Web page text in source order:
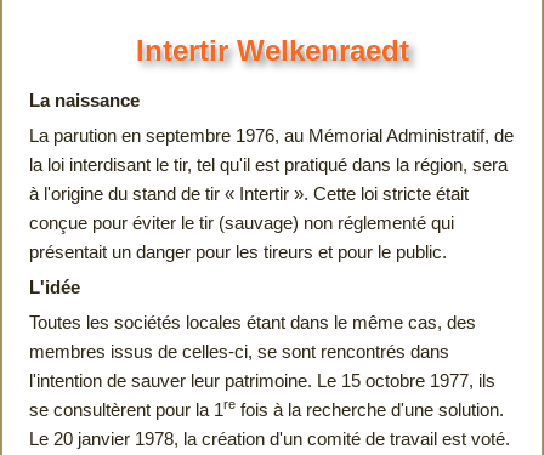
Intertir Welkenraedt
La naissance
La parution en septembre 1976, au Mémorial Administratif, de
la loi interdisant le tir, tel qu'il est pratiqué dans la région, sera
à l'origine du stand de tir « Intertir ». Cette loi stricte était
conçue pour éviter le tir (sauvage) non réglementé qui
présentait un danger pour les tireurs et pour le public.
L'idée
Toutes les sociétés locales étant dans le même cas, des
membres issus de celles-ci, se sont rencontrés dans
l'intention de sauver leur patrimoine. Le 15 octobre 1977, ils
se consultèrent pour la 1refois à la recherche d'une solution.
Le 20 janvier 1978, la création d'un comité de travail est voté.